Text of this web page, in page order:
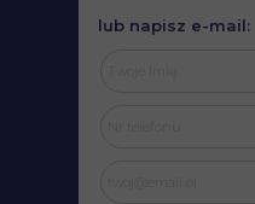
lub napisz e-mail: